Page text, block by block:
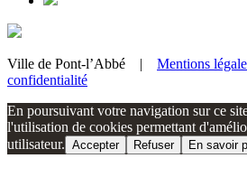
Ville de Pont-l’Abbé | Mentions
confidentialité
En poursuivant votre navigation sur ce
l'utilisation de cookies permettant
utilisateur. Accepter Refuser En savoir